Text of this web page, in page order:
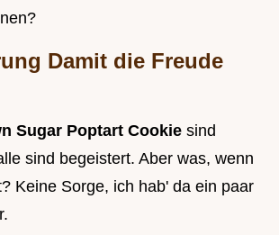
Damit die Freude
Sugar Poptart Cookie sind
sind begeistert. Aber was, wenn
Keine Sorge, ich hab' da ein paar